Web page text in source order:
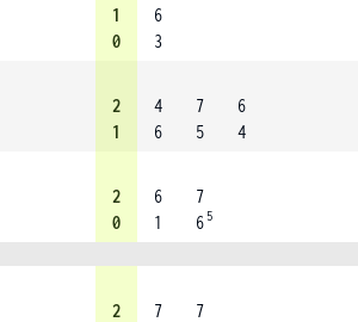
1
0
6
3
2
1
4
6
7
5
6
4
2
0
6
1
7
6 5
2
7
7